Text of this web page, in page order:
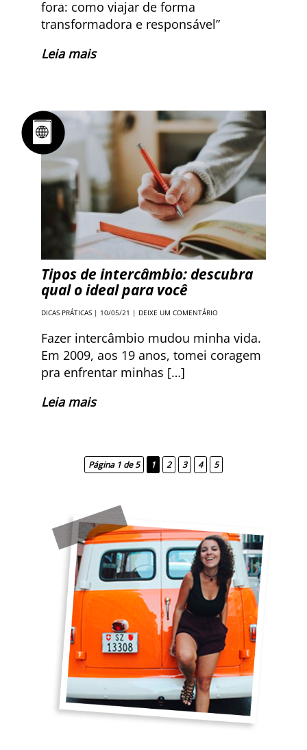
fora: como viajar de forma
transformadora e responsável”
Leia mais
Tipos de intercâmbio: descubra
qual o ideal para você
DICAS PRÁTICAS | 10/05/21 | DEIXE UM COMENTÁRIO
Fazer intercâmbio mudou minha vida.
Em 2009, aos 19 anos, tomei coragem
pra enfrentar minhas […]
Leia mais
Página 1 de 5 1 2 3 4 5